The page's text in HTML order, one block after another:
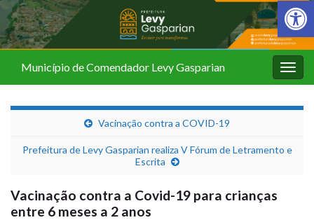
Barra de
Município de Comendador Levy Gasparian
Vacinação contra a COVID-19
Prefeitura de Levy Gasparian realiza V Fórum de Letramento e
Escrita
Vacinação contra a Covid-19 para crianças
entre 6 meses a 2 anos